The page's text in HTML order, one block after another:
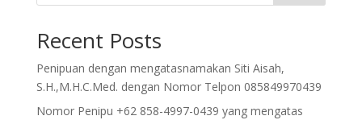
Recent Posts
Penipuan dengan mengatasnamakan Siti Aisah,
S.H.,M.H.C.Med. dengan Nomor Telpon 085849970439
Nomor Penipu +62 858-4997-0439 yang mengatas